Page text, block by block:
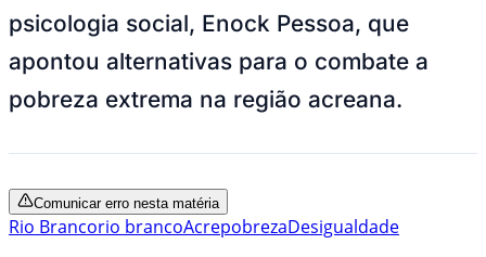
psicologia social, Enock Pessoa, que
apontou alternativas para o combate a
pobreza extrema na região acreana.
Comunicar erro nesta matéria
Rio Brancorio brancoAcrepobrezaDesigualdade